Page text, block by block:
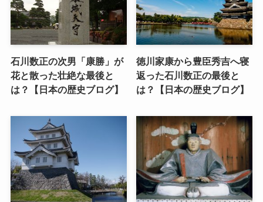
石川数正の次男「康勝」が
花と散った壮絶な最後と
は？【日本の歴史ブログ】
徳川家康から豊臣秀吉へ寝
返った石川数正の最後と
は？【日本の歴史ブログ】